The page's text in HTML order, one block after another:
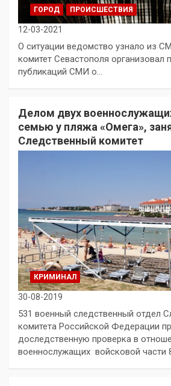
ГОРОД ПРОИСШЕСТВИЯ
12-03-2021
О ситуации ведомство узнало из
комитет Севастополя организовал
публикаций СМИ о…
Делом двух
семью у пляжа «Омега»,
Следственный комитет
КРИМИНАЛ
30-08-2019
531 военный следственный отдел
комитета Российской Федерации
доследственную проверка в
военнослужащих войсковой части